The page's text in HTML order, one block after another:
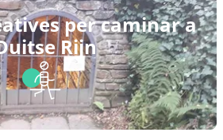
per caminar a
Rijn